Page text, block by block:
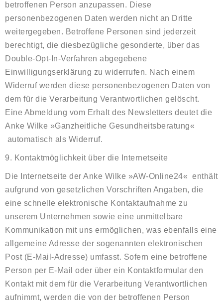
betroffenen Person anzupassen. Diese
personenbezogenen Daten werden nicht an Dritte
weitergegeben. Betroffene Personen sind jederzeit
berechtigt, die diesbezügliche gesonderte, über das
Double-Opt-In-Verfahren abgegebene
Einwilligungserklärung zu widerrufen. Nach einem
Widerruf werden diese personenbezogenen Daten von
dem für die Verarbeitung Verantwortlichen gelöscht.
Eine Abmeldung vom Erhalt des Newsletters deutet die
Anke Wilke »Ganzheitliche Gesundheitsberatung«
automatisch als Widerruf.
9. Kontaktmöglichkeit über die Internetseite
Die Internetseite der Anke Wilke »AW-Online24« enthält
aufgrund von gesetzlichen Vorschriften Angaben, die
eine schnelle elektronische Kontaktaufnahme zu
unserem Unternehmen sowie eine unmittelbare
Kommunikation mit uns ermöglichen, was ebenfalls eine
allgemeine Adresse der sogenannten elektronischen
Post (E-Mail-Adresse) umfasst. Sofern eine betroffene
Person per E-Mail oder über ein Kontaktformular den
Kontakt mit dem für die Verarbeitung Verantwortlichen
aufnimmt, werden die von der betroffenen Person